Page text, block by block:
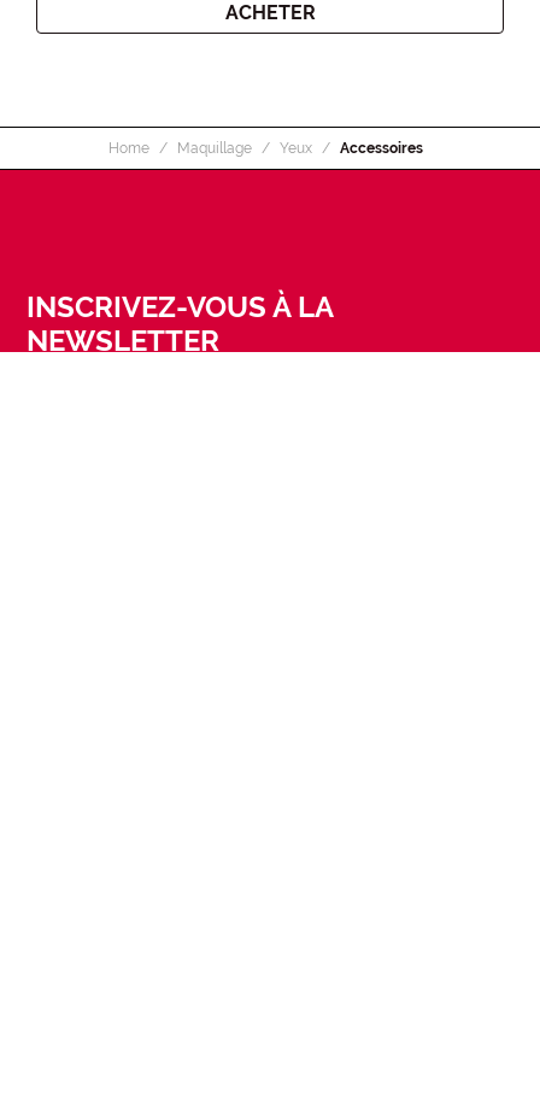
ACHETER
Home Maquillage Yeux Accessoires
INSCRIVEZ-VOUS À LA
NEWSLETTER